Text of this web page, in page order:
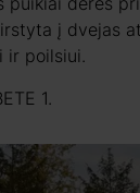
į dvejas
ir poilsiui.
1.